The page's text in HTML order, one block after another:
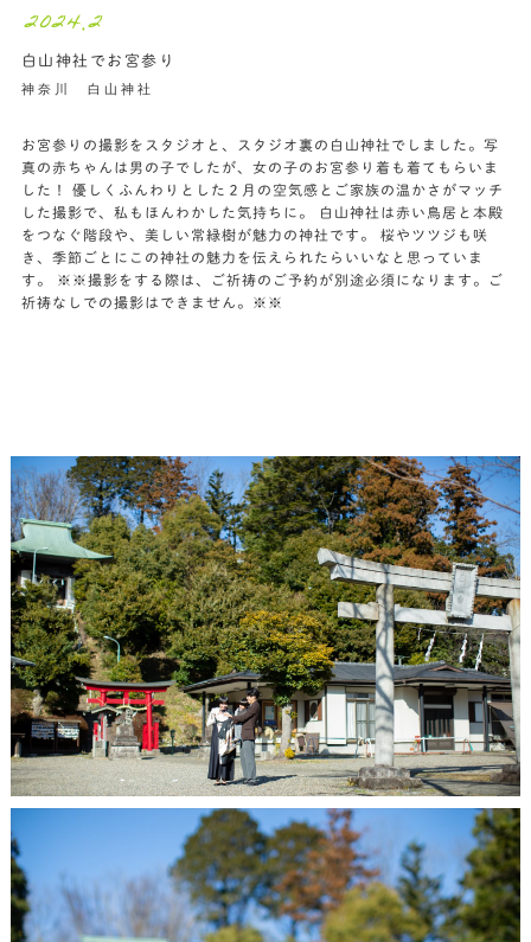
2024.2
白山神社でお宮参り
神奈川 白山神社
お宮参りの撮影をスタジオと、スタジオ裏の白山神社でしました。写
真の赤ちゃんは男の子でしたが、女の子のお宮参り着も着てもらいま
した！ 優しくふんわりとした２月の空気感とご家族の温かさがマッチ
した撮影で、私もほんわかした気持ちに。 白山神社は赤い鳥居と本殿
をつなぐ階段や、美しい常緑樹が魅力の神社です。 桜やツツジも咲
き、季節ごとにこの神社の魅力を伝えられたらいいなと思っていま
す。 ※※撮影をする際は、ご祈祷のご予約が別途必須になります。ご
祈祷なしでの撮影はできません。※※